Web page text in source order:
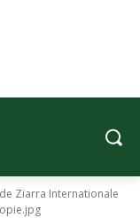
Ziarra Internationale